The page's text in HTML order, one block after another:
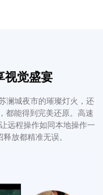
视觉盛宴
澜城夜市的璀璨灯火，还
都能得到完美还原。高速
远程操作如同本地操作一
放都精准无误。